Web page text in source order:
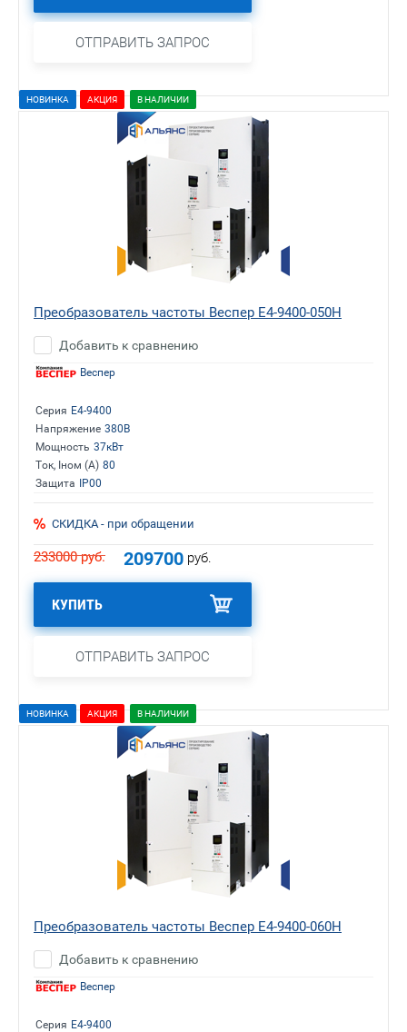
ОТПРАВИТЬ ЗАПРОС
НОВИНКА АКЦИЯ В НАЛИЧИИ
Преобразователь частоты Веспер E4-9400-050H
Добавить к сравнению
Веспер
Серия E4-9400
Напряжение 380В
Мощность 37кВт
Ток, Iном (А) 80
Защита IP00
СКИДКА - при обращении
233000руб. 209700 руб.
КУПИТЬ
ОТПРАВИТЬ ЗАПРОС
НОВИНКА АКЦИЯ В НАЛИЧИИ
Преобразователь частоты Веспер E4-9400-060H
Добавить к сравнению
Веспер
Серия E4-9400